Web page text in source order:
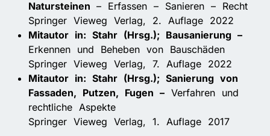
Natursteinen – Erfassen – Sanieren – Recht
Springer Vieweg Verlag, 2. Auflage 2022
Mitautor in: Stahr (Hrsg.); Bausanierung –
Erkennen und Beheben von Bauschäden
Springer Vieweg Verlag, 7. Auflage 2022
Mitautor in: Stahr (Hrsg.); Sanierung von
Fassaden, Putzen, Fugen – Verfahren und
rechtliche Aspekte
Springer Vieweg Verlag, 1. Auflage 2017